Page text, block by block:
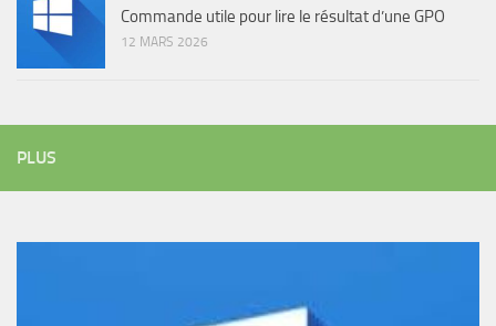
Commande utile pour lire le résultat d’une GPO
12 MARS 2026
PLUS